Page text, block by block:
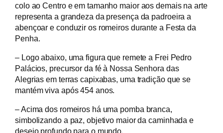
colo ao Centro e em tamanho maior aos demais na arte
representa a grandeza da presença da padroeira a
abençoar e conduzir os romeiros durante a Festa da
Penha.
– Logo abaixo, uma figura que remete a Frei Pedro
Palácios, precursor da fé à Nossa Senhora das
Alegrias em terras capixabas, uma tradição que se
mantém viva após 454 anos.
– Acima dos romeiros há uma pomba branca,
simbolizando a paz, objetivo maior da caminhada e
desejo profundo para o mundo.